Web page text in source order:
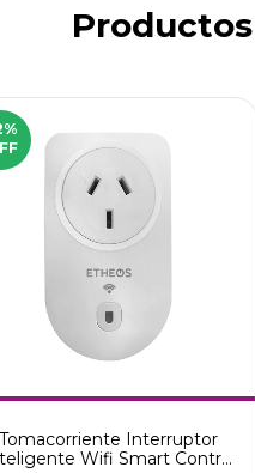
%
Tomacorriente Interruptor
Wifi Smart Control